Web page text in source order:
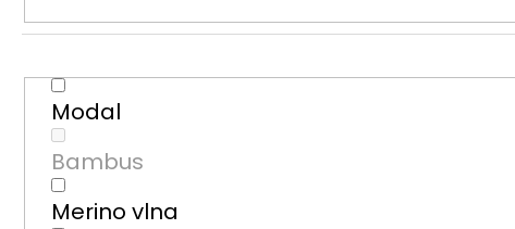
Modal
Bambus
Merino vlna